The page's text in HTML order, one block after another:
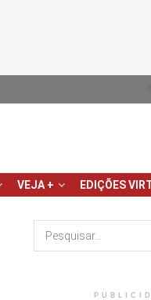
VEJA + EDIÇÕES